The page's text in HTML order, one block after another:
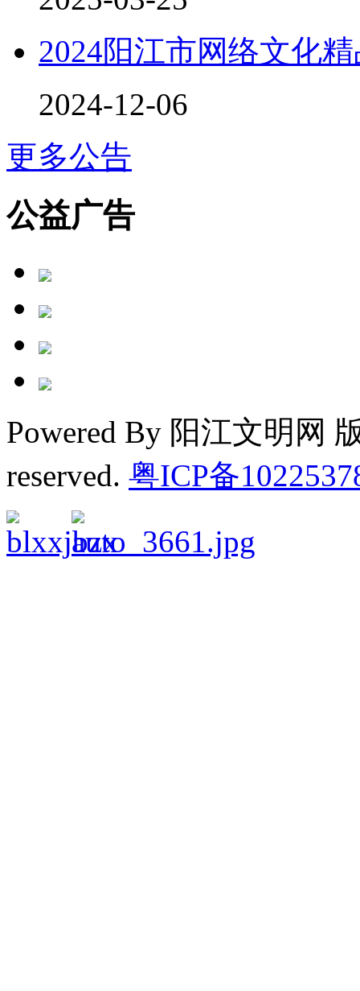
2024阳江市网络文化
2024-12-06
更多公告
公益广告
Powered By 阳江文明网
reserved. 粤ICP备